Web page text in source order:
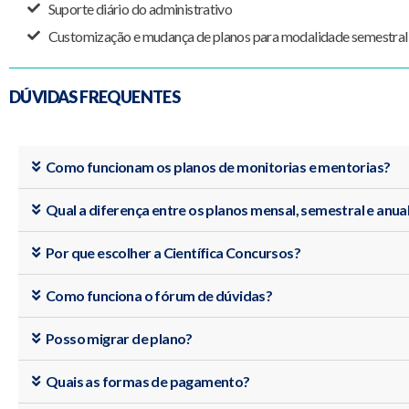
Suporte diário do administrativo
Customização e mudança de planos para modalidade semestral
DÚVIDAS FREQUENTES
Como funcionam os planos de monitorias e mentorias?
Qual a diferença entre os planos mensal, semestral e
Por que escolher a Científica Concursos?
Como funciona o fórum de dúvidas?
Posso migrar de plano?
Quais as formas de pagamento?